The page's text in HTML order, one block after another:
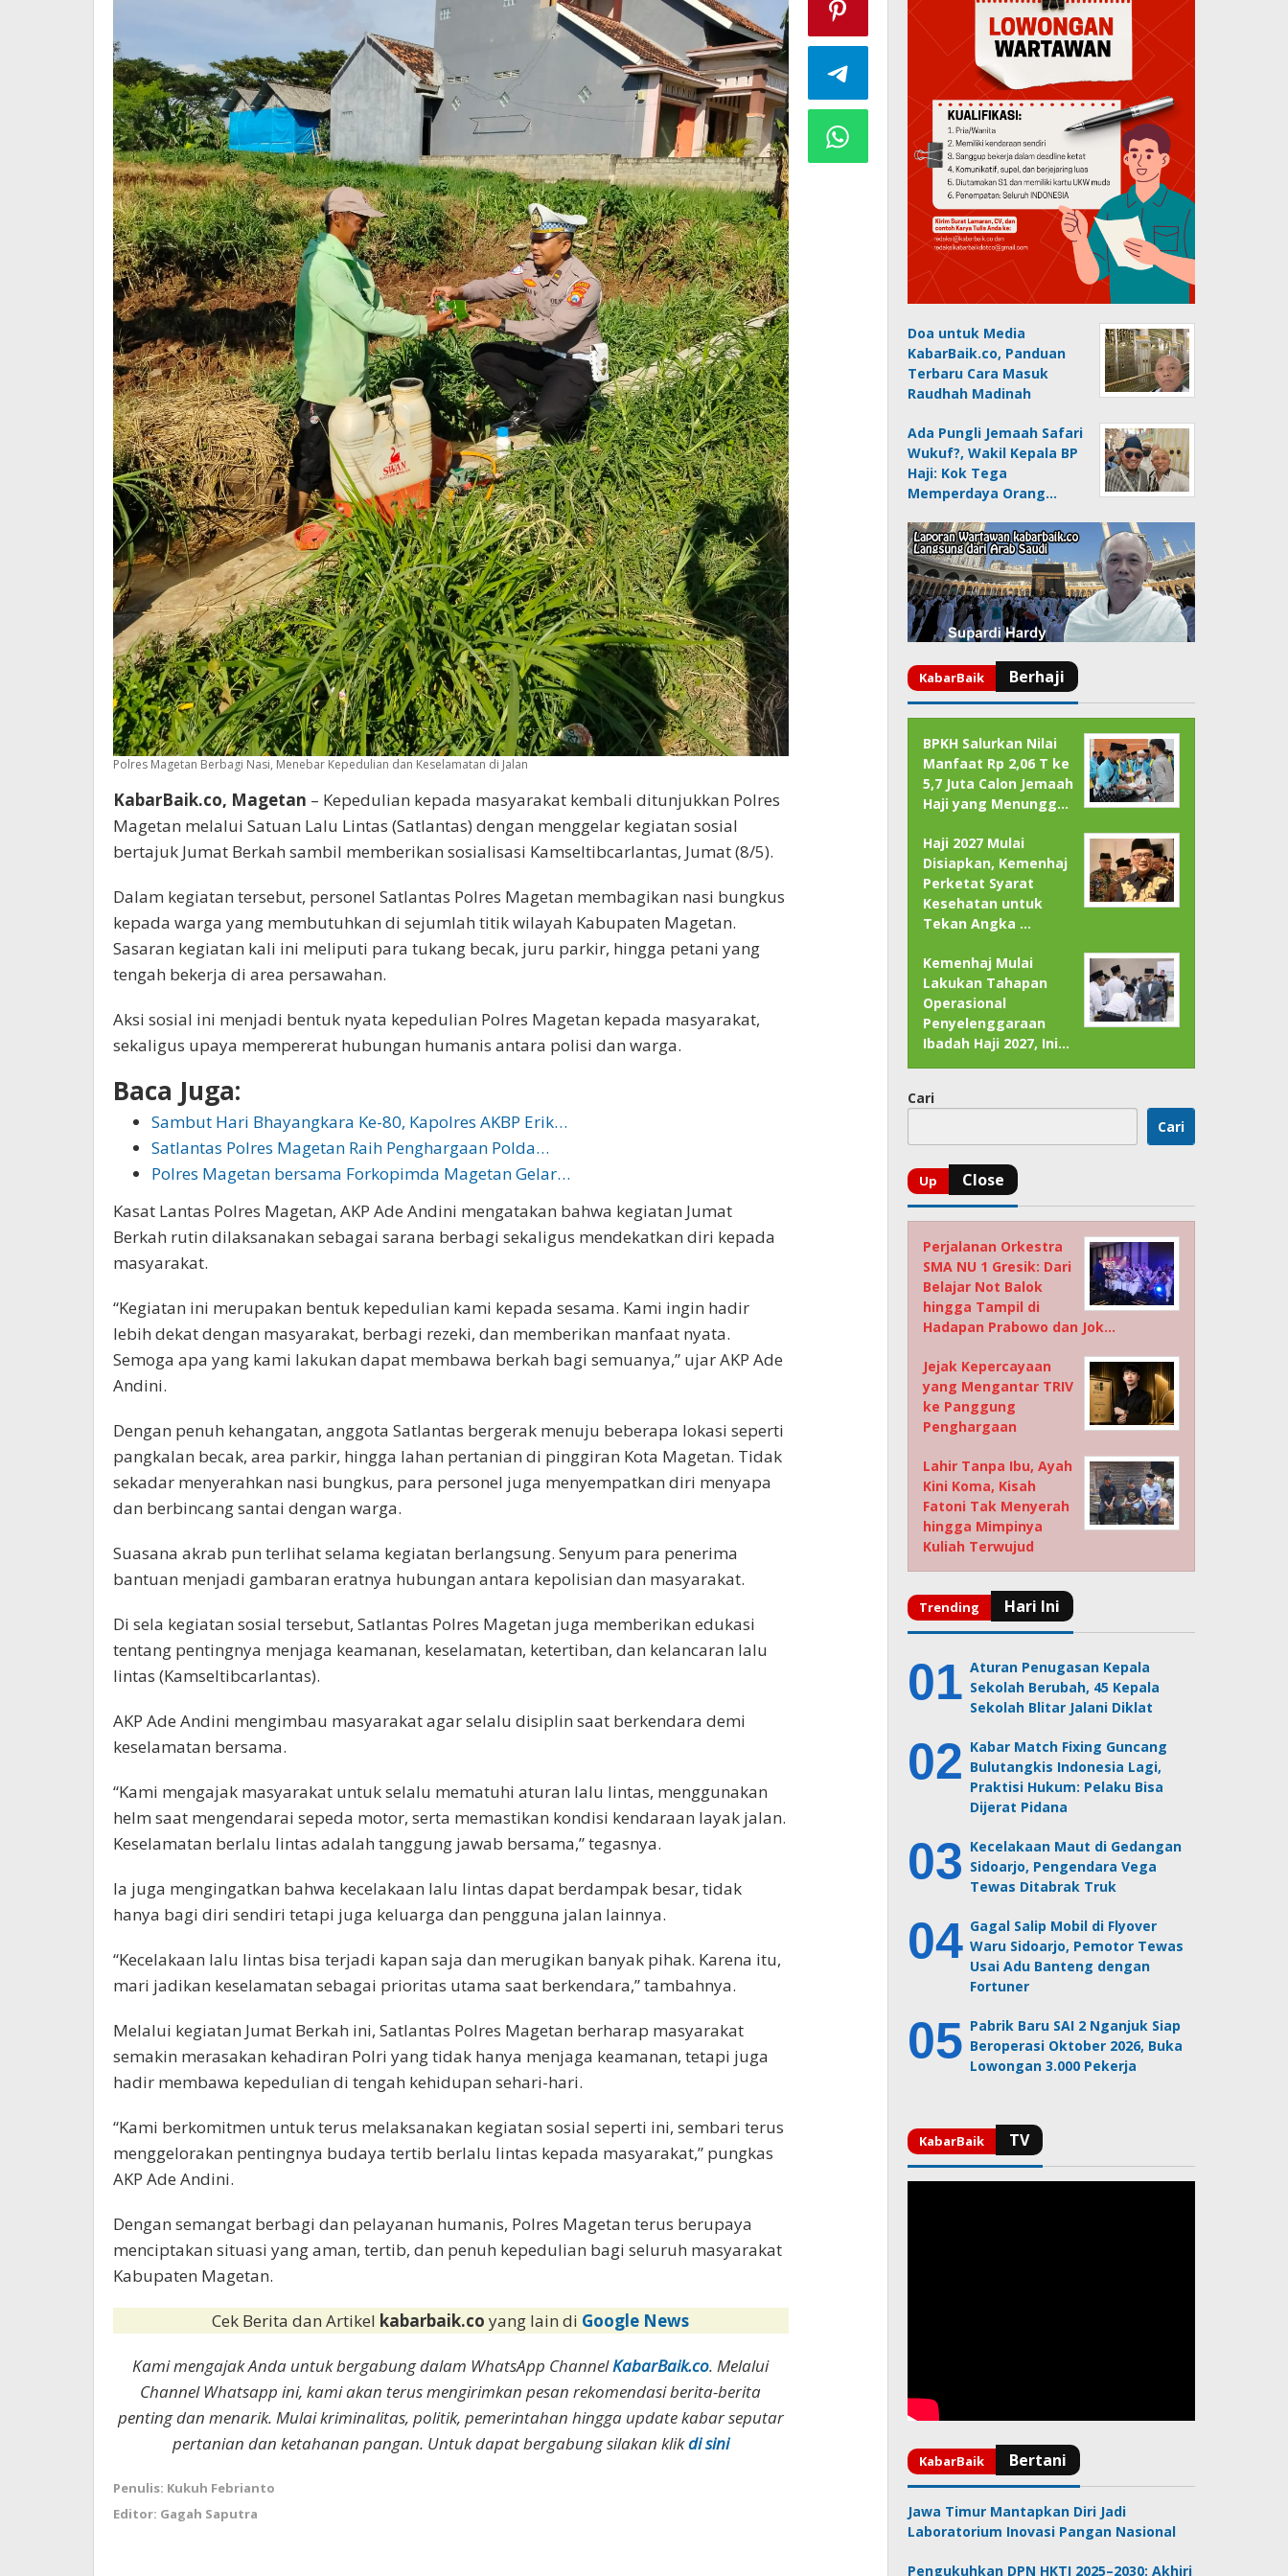
Polres Magetan Berbagi Nasi, Menebar Kepedulian dan Keselamatan di Jalan
KabarBaik.co, Magetan – Kepedulian kepada masyarakat kembali ditunjukkan Polres
Magetan melalui Satuan Lalu Lintas (Satlantas) dengan menggelar kegiatan sosial
bertajuk Jumat Berkah sambil memberikan sosialisasi Kamseltibcarlantas, Jumat (8/5).
Dalam kegiatan tersebut, personel Satlantas Polres Magetan membagikan nasi bungkus
kepada warga yang membutuhkan di sejumlah titik wilayah Kabupaten Magetan.
Sasaran kegiatan kali ini meliputi para tukang becak, juru parkir, hingga petani yang
tengah bekerja di area persawahan.
Aksi sosial ini menjadi bentuk nyata kepedulian Polres Magetan kepada masyarakat,
sekaligus upaya mempererat hubungan humanis antara polisi dan warga.
Baca Juga:
Sambut Hari Bhayangkara Ke-80, Kapolres AKBP Erik…
Satlantas Polres Magetan Raih Penghargaan Polda…
Polres Magetan bersama Forkopimda Magetan Gelar…
Kasat Lantas Polres Magetan, AKP Ade Andini mengatakan bahwa kegiatan Jumat
Berkah rutin dilaksanakan sebagai sarana berbagi sekaligus mendekatkan diri kepada
masyarakat.
“Kegiatan ini merupakan bentuk kepedulian kami kepada sesama. Kami ingin hadir
lebih dekat dengan masyarakat, berbagi rezeki, dan memberikan manfaat nyata.
Semoga apa yang kami lakukan dapat membawa berkah bagi semuanya,” ujar AKP Ade
Andini.
Dengan penuh kehangatan, anggota Satlantas bergerak menuju beberapa lokasi seperti
pangkalan becak, area parkir, hingga lahan pertanian di pinggiran Kota Magetan. Tidak
sekadar menyerahkan nasi bungkus, para personel juga menyempatkan diri menyapa
dan berbincang santai dengan warga.
Suasana akrab pun terlihat selama kegiatan berlangsung. Senyum para penerima
bantuan menjadi gambaran eratnya hubungan antara kepolisian dan masyarakat.
Di sela kegiatan sosial tersebut, Satlantas Polres Magetan juga memberikan edukasi
tentang pentingnya menjaga keamanan, keselamatan, ketertiban, dan kelancaran lalu
lintas (Kamseltibcarlantas).
AKP Ade Andini mengimbau masyarakat agar selalu disiplin saat berkendara demi
keselamatan bersama.
“Kami mengajak masyarakat untuk selalu mematuhi aturan lalu lintas, menggunakan
helm saat mengendarai sepeda motor, serta memastikan kondisi kendaraan layak jalan.
Keselamatan berlalu lintas adalah tanggung jawab bersama,” tegasnya.
Ia juga mengingatkan bahwa kecelakaan lalu lintas dapat berdampak besar, tidak
hanya bagi diri sendiri tetapi juga keluarga dan pengguna jalan lainnya.
“Kecelakaan lalu lintas bisa terjadi kapan saja dan merugikan banyak pihak. Karena itu,
mari jadikan keselamatan sebagai prioritas utama saat berkendara,” tambahnya.
Melalui kegiatan Jumat Berkah ini, Satlantas Polres Magetan berharap masyarakat
semakin merasakan kehadiran Polri yang tidak hanya menjaga keamanan, tetapi juga
hadir membawa kepedulian di tengah kehidupan sehari-hari.
“Kami berkomitmen untuk terus melaksanakan kegiatan sosial seperti ini, sembari terus
menggelorakan pentingnya budaya tertib berlalu lintas kepada masyarakat,” pungkas
AKP Ade Andini.
Dengan semangat berbagi dan pelayanan humanis, Polres Magetan terus berupaya
menciptakan situasi yang aman, tertib, dan penuh kepedulian bagi seluruh masyarakat
Kabupaten Magetan.
Cek Berita dan Artikel kabarbaik.coyang lain di Google News
Kami mengajak Anda untuk bergabung dalam WhatsApp ChannelKabarBaik.co. Melalui
Channel Whatsapp ini, kami akan terus mengirimkan pesan rekomendasi berita-berita
penting dan menarik. Mulai kriminalitas, politik, pemerintahan hingga update kabar seputar
pertanian dan ketahanan pangan. Untuk dapat bergabung silakan klikdi sini
Penulis: Kukuh Febrianto
Editor: Gagah Saputra
Doa untuk Media
KabarBaik.co, Panduan
Terbaru Cara Masuk
Raudhah Madinah
Ada Pungli Jemaah Safari
Wukuf?, Wakil Kepala BP
Haji: Kok Tega
Memperdaya Orang…
BPKH Salurkan Nilai
Manfaat Rp 2,06 T ke
5,7 Juta Calon Jemaah
Haji yang Menungg…
Haji 2027 Mulai
Disiapkan, Kemenhaj
Perketat Syarat
Kesehatan untuk
Tekan Angka …
Kemenhaj Mulai
Lakukan Tahapan
Operasional
Penyelenggaraan
Ibadah Haji 2027, Ini…
Cari
Cari
Perjalanan Orkestra
SMA NU 1 Gresik: Dari
Belajar Not Balok
hingga Tampil di
Hadapan Prabowo dan Jok…
Jejak Kepercayaan
yang Mengantar TRIV
ke Panggung
Penghargaan
Lahir Tanpa Ibu, Ayah
Kini Koma, Kisah
Fatoni Tak Menyerah
hingga Mimpinya
Kuliah Terwujud
Aturan Penugasan Kepala
Sekolah Berubah, 45 Kepala
Sekolah Blitar Jalani Diklat
Kabar Match Fixing Guncang
Bulutangkis Indonesia Lagi,
Praktisi Hukum: Pelaku Bisa
Dijerat Pidana
Kecelakaan Maut di Gedangan
Sidoarjo, Pengendara Vega
Tewas Ditabrak Truk
Gagal Salip Mobil di Flyover
Waru Sidoarjo, Pemotor Tewas
Usai Adu Banteng dengan
Fortuner
Pabrik Baru SAI 2 Nganjuk Siap
Beroperasi Oktober 2026, Buka
Lowongan 3.000 Pekerja
Jawa Timur Mantapkan Diri Jadi
Laboratorium Inovasi Pangan Nasional
Pengukuhkan DPN HKTI 2025–2030: Akhiri